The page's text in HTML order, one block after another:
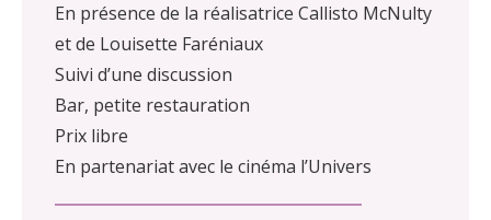
En présence de la réalisatrice Callisto McNulty
et de Louisette Faréniaux
Suivi d’une discussion
Bar, petite restauration
Prix libre
En partenariat avec le cinéma l’Univers